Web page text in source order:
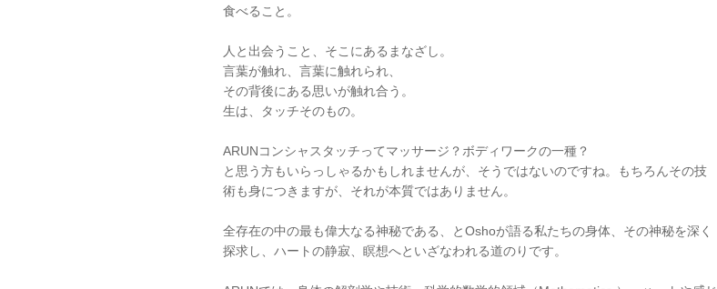
食べること。
人と出会うこと、そこにあるまなざし。
言葉が触れ、言葉に触れられ、
その背後にある思いが触れ合う。
生は、タッチそのもの。
ARUNコンシャスタッチってマッサージ？ボディワークの一種？
と思う方もいらっしゃるかもしれませんが、そうではないのですね。もちろんその技
術も身につきますが、それが本質ではありません。
全存在の中の最も偉大なる神秘である、とOshoが語る私たちの身体、その神秘を深く
探求し、ハートの静寂、瞑想へといざなわれる道のりです。